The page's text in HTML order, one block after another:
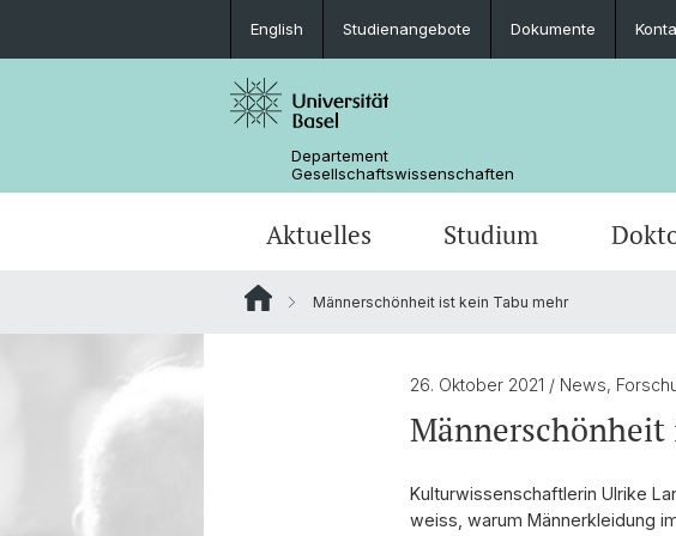
English Studienangebote Dokumente
Departement
Gesellschaftswissenschaften
Aktuelles Studium
Organisation der G3S
Kontakt & Öffnungszeiten
Männerschönheit ist kein Tabu mehr
26. Oktober 2021 / News,
Kulturwissenschaftlerin Ulrike
weiss, warum Männerkleidung